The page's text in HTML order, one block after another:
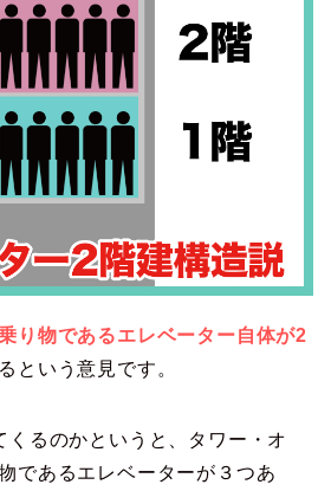
り物であるエレベーター自体が2
という意見です。
くるのかというと、タワー・オ
であるエレベーターが３つあ